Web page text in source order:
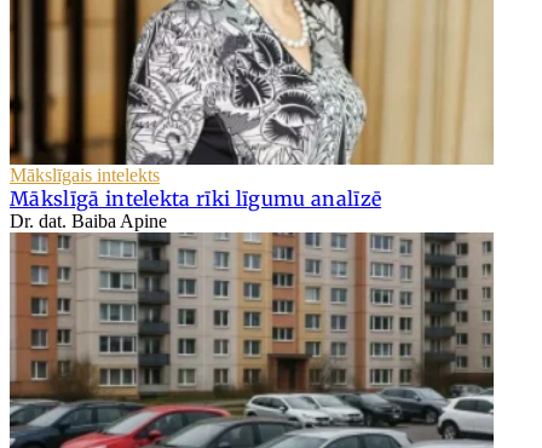
Mākslīgais intelekts
Mākslīgā intelekta rīki līgumu analīzē
Dr. dat. Baiba Apine